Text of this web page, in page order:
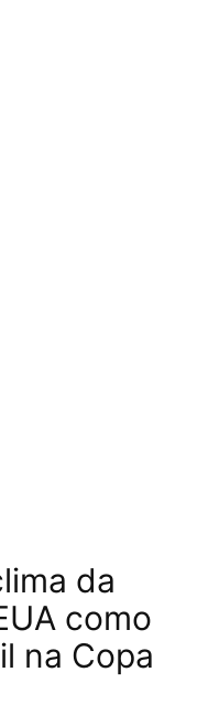
da
como
na Copa